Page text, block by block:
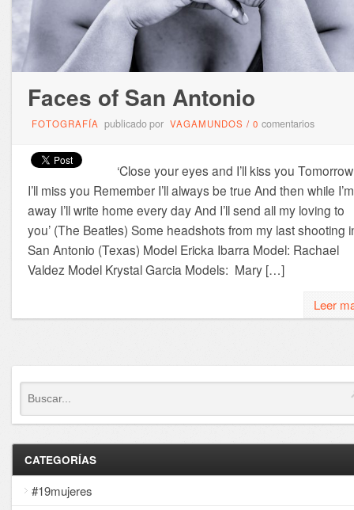
Faces of San Antonio
FOTOGRAFÍA publicado por VAGAMUNDOS / 0 comentarios
‘Close your eyes and I’ll kiss you Tomorrow
I’ll miss you Remember I’ll always be true And then while I’m
away I’ll write home every day And I’ll send all my loving to
you’ (The Beatles) Some headshots from my last shooting
San Antonio (Texas) Model Ericka Ibarra Model: Rachael
Valdez Model Krystal Garcia Models: Mary […]
Leer
CATEGORÍAS
#19mujeres